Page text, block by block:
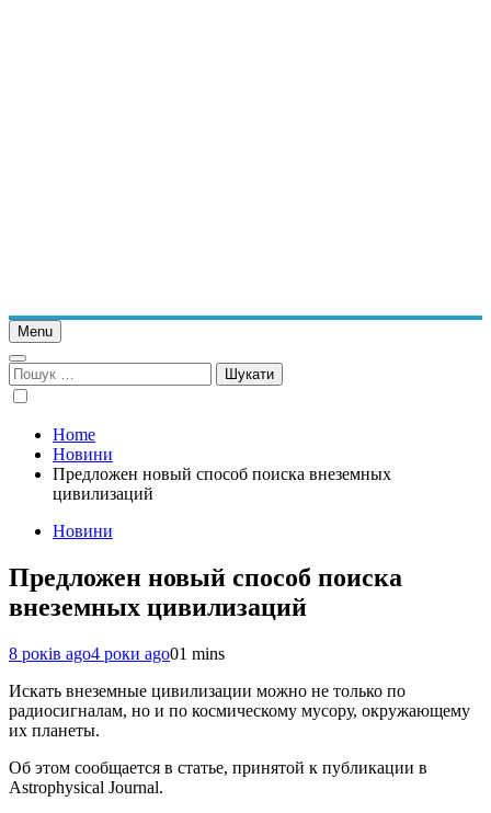
Menu
Пошук:
Home
Новини
Предложен новый способ поиска внеземных
цивилизаций
Новини
Предложен новый способ поиска
внеземных цивилизаций
8 років ago4 роки ago01 mins
Искать внеземные цивилизации можно не только по
радиосигналам, но и по космическому мусору, окружающему
их планеты.
Об этом сообщается в статье, принятой к публикации в
Astrophysical Journal.